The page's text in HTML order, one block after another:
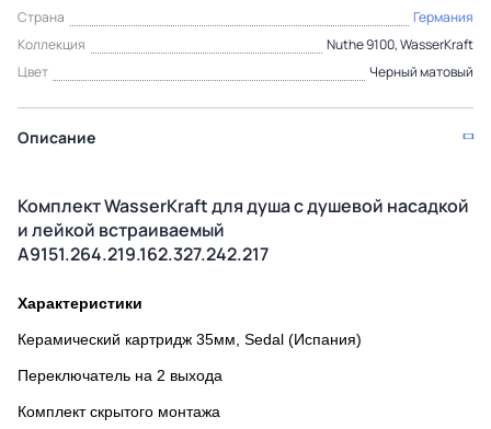
Страна
Германия
Коллекция
Nuthe 9100, WasserKraft
Цвет
Черный матовый
Описание
Комплект WasserKraft для душа с душевой насадкой
и лейкой встраиваемый
A9151.264.219.162.327.242.217
Характеристики
Керамический картридж 35мм, Sedal (Испания)
Переключатель на 2 выхода
Комплект скрытого монтажа